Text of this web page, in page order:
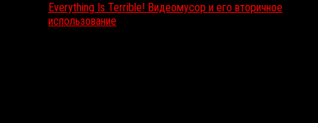
Everything Is Terrible! Видеомусор и его вторичное
использование